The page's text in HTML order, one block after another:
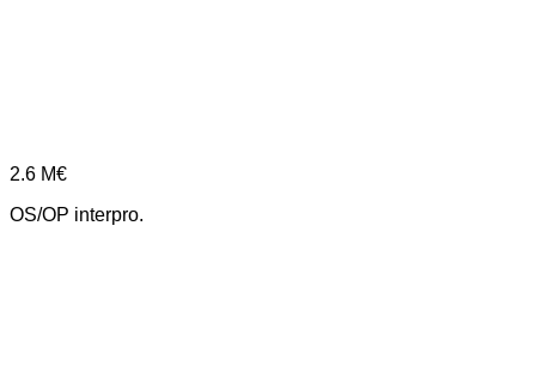
2.6 M€
OS/OP interpro.